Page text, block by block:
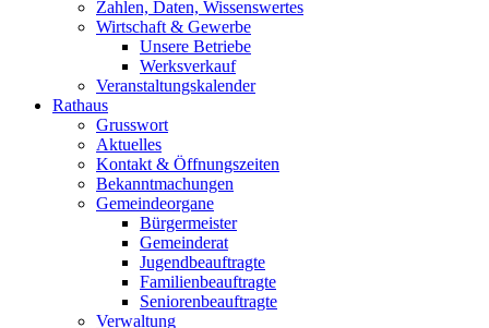
Zahlen, Daten, Wissenswertes
Wirtschaft & Gewerbe
Unsere Betriebe
Werksverkauf
Veranstaltungskalender
Rathaus
Grusswort
Aktuelles
Kontakt & Öffnungszeiten
Bekanntmachungen
Gemeindeorgane
Bürgermeister
Gemeinderat
Jugendbeauftragte
Familienbeauftragte
Seniorenbeauftragte
Verwaltung